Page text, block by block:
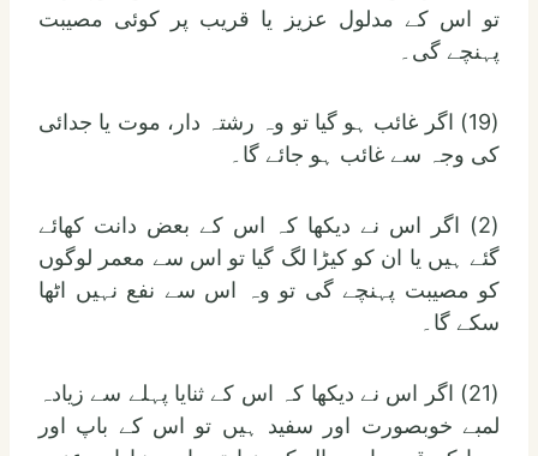
تو اس کے مدلول عزیز یا قریب پر کوئی مصیبت
پہنچے گی۔
(19) اگر غائب ہو گیا تو وہ رشتہ دار، موت یا جدائی
کی وجہ سے غائب ہو جائے گا۔
(2) اگر اس نے دیکھا کہ اس کے بعض دانت کھائے
گئے ہیں یا ان کو کیڑا لگ گیا تو اس سے معمر لوگوں
کو مصیبت پہنچے گی تو وہ اس سے نفع نہیں اٹھا
سکے گا۔
(21) اگر اس نے دیکھا کہ اس کے ثنایا پہلے سے زیادہ
لمبے خوبصورت اور سفید ہیں تو اس کے باپ اور